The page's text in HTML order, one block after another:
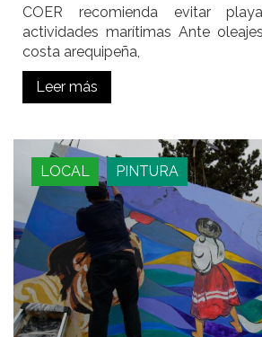
COER recomienda evitar
actividades marítimas Ante
costa arequipeña,
Leer más
LOCAL PINTURA